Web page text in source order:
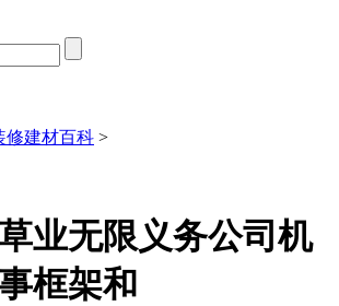
修建材百科 >
业无限义务公司机
框架和